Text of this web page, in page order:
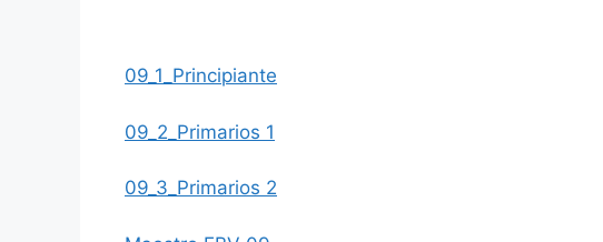
09_1_Principiante
09_2_Primarios 1
09_3_Primarios 2